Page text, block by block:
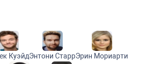
КуэйдЭнтони СтаррЭрин Мориарти